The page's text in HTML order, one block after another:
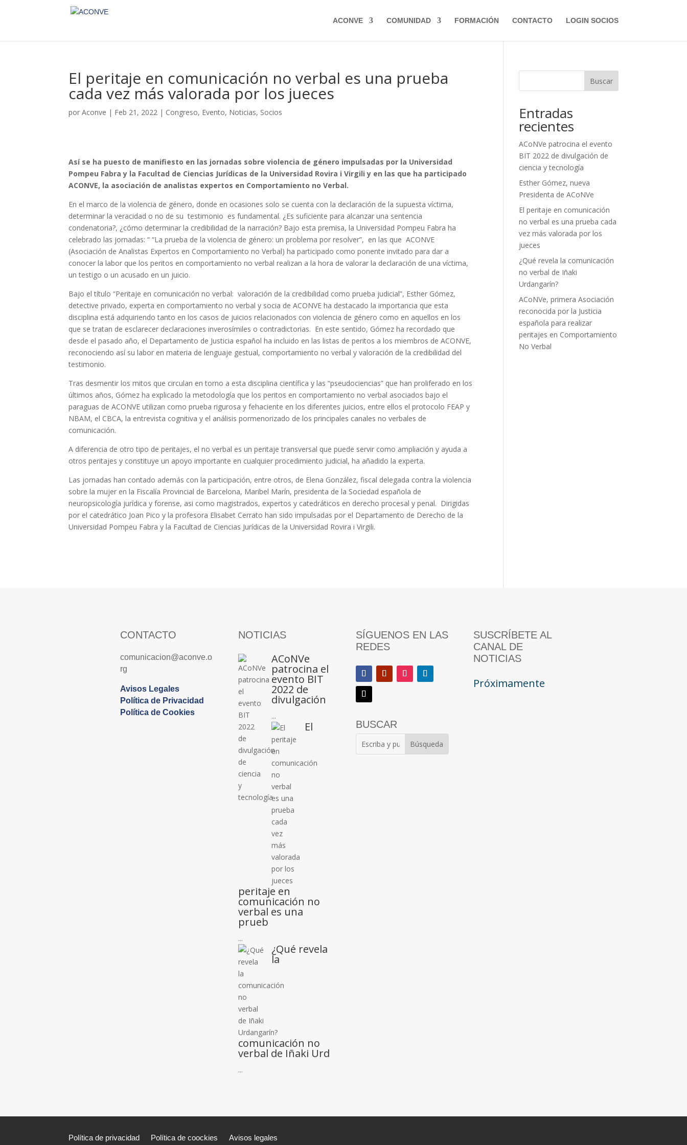
ACONVE COMUNIDAD FORMACIÓN CONTACTO LOGIN SOCIOS
El peritaje en comunicación no verbal es una prueba
cada vez más valorada por los jueces
porAconve | Feb 21, 2022 | Congreso, Evento, Noticias, Socios
Así se ha puesto de manifiesto en las jornadas sobre violencia de género impulsadas por la Universidad
Pompeu Fabra y la Facultad de Ciencias Jurídicas de la Universidad Rovira i Virgili y en las que ha participado
ACONVE, la asociación de analistas expertos en Comportamiento no Verbal.
En el marco de la violencia de género, donde en ocasiones solo se cuenta con la declaración de la supuesta víctima,
determinar la veracidad o no de su testimonio es fundamental. ¿Es suficiente para alcanzar una sentencia
condenatoria?, ¿cómo determinar la credibilidad de la narración? Bajo esta premisa, la Universidad Pompeu Fabra ha
celebrado las jornadas: “ “La prueba de la violencia de género: un problema por resolver”, en las que ACONVE
(Asociación de Analistas Expertos en Comportamiento no Verbal) ha participado como ponente invitado para dar a
conocer la labor que los peritos en comportamiento no verbal realizan a la hora de valorar la declaración de una víctima,
un testigo o un acusado en un juicio.
Bajo el título “Peritaje en comunicación no verbal: valoración de la credibilidad como prueba judicial”, Esther Gómez,
detective privado, experta en comportamiento no verbal y socia de ACONVE ha destacado la importancia que esta
disciplina está adquiriendo tanto en los casos de juicios relacionados con violencia de género como en aquellos en los
que se tratan de esclarecer declaraciones inverosímiles o contradictorias. En este sentido, Gómez ha recordado que
desde el pasado año, el Departamento de Justicia español ha incluido en las listas de peritos a los miembros de ACONVE,
reconociendo así su labor en materia de lenguaje gestual, comportamiento no verbal y valoración de la credibilidad del
testimonio.
Tras desmentir los mitos que circulan en torno a esta disciplina científica y las “pseudociencias” que han proliferado en los
últimos años, Gómez ha explicado la metodología que los peritos en comportamiento no verbal asociados bajo el
paraguas de ACONVE utilizan como prueba rigurosa y fehaciente en los diferentes juicios, entre ellos el protocolo FEAP y
NBAM, el CBCA, la entrevista cognitiva y el análisis pormenorizado de los principales canales no verbales de
comunicación.
A diferencia de otro tipo de peritajes, el no verbal es un peritaje transversal que puede servir como ampliación y ayuda a
otros peritajes y constituye un apoyo importante en cualquier procedimiento judicial, ha añadido la experta.
Las jornadas han contado además con la participación, entre otros, de Elena González, fiscal delegada contra la violencia
sobre la mujer en la Fiscalía Provincial de Barcelona, Maribel Marín, presidenta de la Sociedad española de
neuropsicología jurídica y forense, asi como magistrados, expertos y catedráticos en derecho procesal y penal. Dirigidas
por el catedrático Joan Pico y la profesora Elisabet Cerrato han sido impulsadas por el Departamento de Derecho de la
Universidad Pompeu Fabra y la Facultad de Ciencias Jurídicas de la Universidad Rovira i Virgili.
Buscar
Entradas
recientes
ACoNVe patrocina el evento
BIT 2022 de divulgación de
ciencia y tecnología
Esther Gómez, nueva
Presidenta de ACoNVe
El peritaje en comunicación
no verbal es una prueba cada
vez más valorada por los
jueces
¿Qué revela la comunicación
no verbal de Iñaki
Urdangarín?
ACoNVe, primera Asociación
reconocida por la Justicia
española para realizar
peritajes en Comportamiento
No Verbal
CONTACTO
comunicacion@aconve.o
rg
Avisos Legales
Política de Privacidad
Política de Cookies
NOTICIAS
ACoNVe
patrocina el
evento BIT
2022 de
divulgación
...
El
peritaje en
comunicación no
verbal es una
prueb
...
¿Qué revela
la
comunicación no
verbal de Iñaki Urd
...
SÍGUENOS EN LAS
REDES
BUSCAR
SUSCRÍBETE AL
CANAL DE
NOTICIAS
Próximamente
Política de privacidad Política de coockies Avisos legales